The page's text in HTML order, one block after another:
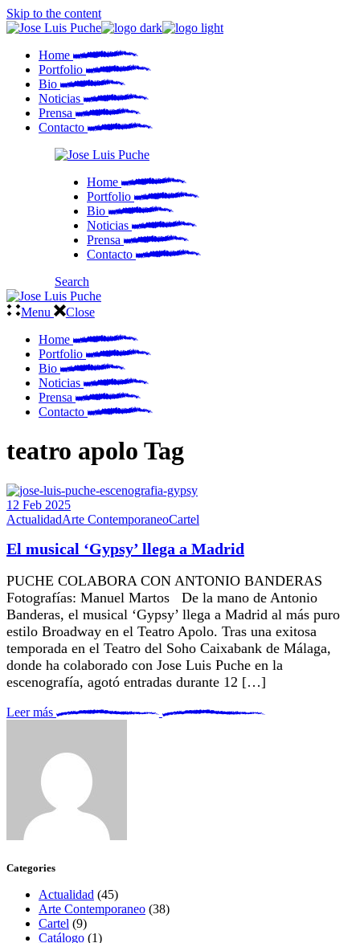
Skip to the content
Home
Portfolio
Bio
Noticias
Prensa
Contacto
Home
Portfolio
Bio
Noticias
Prensa
Contacto
Search
Menu
Close
Home
Portfolio
Bio
Noticias
Prensa
Contacto
teatro apolo Tag
12 Feb 2025
ActualidadArte ContemporaneoCartel
El musical ‘Gypsy’ llega a Madrid
PUCHE COLABORA CON ANTONIO BANDERAS
Fotografías: Manuel Martos De la mano de Antonio
Banderas, el musical ‘Gypsy’ llega a Madrid al más puro
estilo Broadway en el Teatro Apolo. Tras una exitosa
temporada en el Teatro del Soho Caixabank de Málaga,
donde ha colaborado con Jose Luis Puche en la
escenografía, agotó entradas durante 12 […]
Leer más
Categories
Actualidad (45)
Arte Contemporaneo (38)
Cartel (9)
Catálogo (1)